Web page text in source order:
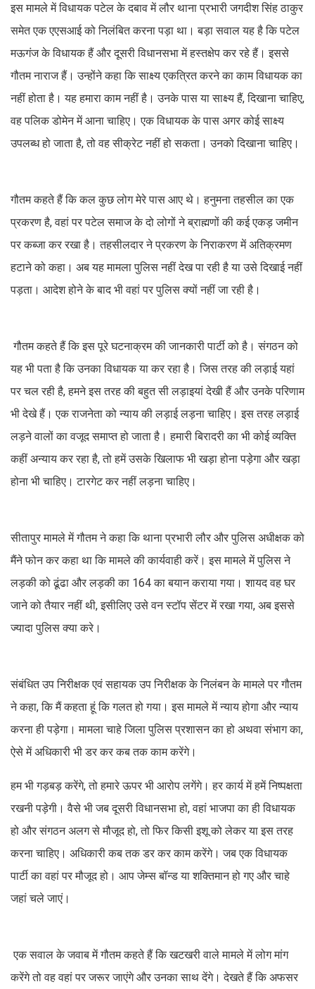
इस मामले में विधायक पटेल के दबाव में लौर थाना प्रभारी जगदीश सिंह ठाकुर
समेत एक एएसआई को निलंबित करना पड़ा था। बड़ा सवाल यह है कि पटेल
मऊगंज के विधायक हैं और दूसरी विधानसभा में हस्तक्षेप कर रहे हैं। इससे
गौतम नाराज हैं। उन्होंने कहा कि साक्ष्य एकत्रित करने का काम विधायक का
नहीं होता है। यह हमारा काम नहीं है। उनके पास या साक्ष्य हैं, दिखाना चाहिए,
वह पलिक डोमेन में आना चाहिए। एक विधायक के पास अगर कोई साक्ष्य
उपलब्ध हो जाता है, तो वह सीक्रेट नहीं हो सकता। उनको दिखाना चाहिए।
गौतम कहते हैं कि कल कुछ लोग मेरे पास आए थे। हनुमना तहसील का एक
प्रकरण है, वहां पर पटेल समाज के दो लोगों ने ब्राह्मणों की कई एकड़ जमीन
पर कब्जा कर रखा है। तहसीलदार ने प्रकरण के निराकरण में अतिक्रमण
हटाने को कहा। अब यह मामला पुलिस नहीं देख पा रही है या उसे दिखाई नहीं
पड़ता। आदेश होने के बाद भी वहां पर पुलिस क्यों नहीं जा रही है।
गौतम कहते हैं कि इस पूरे घटनाक्रम की जानकारी पार्टी को है। संगठन को
यह भी पता है कि उनका विधायक या कर रहा है। जिस तरह की लड़ाई यहां
पर चल रही है, हमने इस तरह की बहुत सी लड़ाइयां देखी हैं और उनके परिणाम
भी देखे हैं। एक राजनेता को न्याय की लड़ाई लड़ना चाहिए। इस तरह लड़ाई
लड़ने वालों का वजूद समाप्त हो जाता है। हमारी बिरादरी का भी कोई व्यक्ति
कहीं अन्याय कर रहा है, तो हमें उसके खिलाफ भी खड़ा होना पड़ेगा और खड़ा
होना भी चाहिए। टारगेट कर नहीं लड़ना चाहिए।
सीतापुर मामले में गौतम ने कहा कि थाना प्रभारी लौर और पुलिस अधीक्षक को
मैंने फोन कर कहा था कि मामले की कार्यवाही करें। इस मामले में पुलिस ने
लड़की को ढूंढा और लड़की का 164 का बयान कराया गया। शायद वह घर
जाने को तैयार नहीं थी, इसीलिए उसे वन स्टॉप सेंटर में रखा गया, अब इससे
ज्यादा पुलिस क्या करे।
संबंधित उप निरीक्षक एवं सहायक उप निरीक्षक के निलंबन के मामले पर गौतम
ने कहा, कि मैं कहता हूं कि गलत हो गया। इस मामले में न्याय होगा और न्याय
करना ही पड़ेगा। मामला चाहे जिला पुलिस प्रशासन का हो अथवा संभाग का,
ऐसे में अधिकारी भी डर कर कब तक काम करेंगे।
हम भी गड़बड़ करेंगे, तो हमारे ऊपर भी आरोप लगेंगे। हर कार्य में हमें निष्पक्षता
रखनी पड़ेगी। वैसे भी जब दूसरी विधानसभा हो, वहां भाजपा का ही विधायक
हो और संगठन अलग से मौजूद हो, तो फिर किसी इशू को लेकर या इस तरह
करना चाहिए। अधिकारी कब तक डर कर काम करेंगे। जब एक विधायक
पार्टी का वहां पर मौजूद हो। आप जेम्स बॉन्ड या शक्तिमान हो गए और चाहे
जहां चले जाएं।
एक सवाल के जवाब में गौतम कहते हैं कि खटखरी वाले मामले में लोग मांग
करेंगे तो वह वहां पर जरूर जाएंगे और उनका साथ देंगे। देखते हैं कि अफसर